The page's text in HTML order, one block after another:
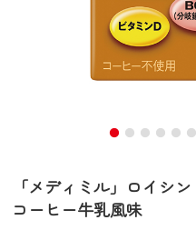
「メディミル」ロイシ
コーヒー牛乳風味